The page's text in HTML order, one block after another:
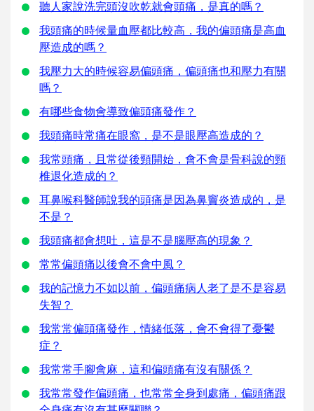
聽人家說洗完頭沒吹乾就會頭痛，是真的嗎？
我頭痛的時候量血壓都比較高，我的偏頭痛是高血
壓造成的嗎？
我壓力大的時候容易偏頭痛，偏頭痛也和壓力有關
嗎？
有哪些食物會導致偏頭痛發作？
我頭痛時常痛在眼窩，是不是眼壓高造成的？
我常頭痛，且常從後頸開始，會不會是骨科說的頸
椎退化造成的？
耳鼻喉科醫師說我的頭痛是因為鼻竇炎造成的，是
不是？
我頭痛都會想吐，這是不是腦壓高的現象？
常常偏頭痛以後會不會中風？
我的記憶力不如以前，偏頭痛病人老了是不是容易
失智？
我常常偏頭痛發作，情緒低落，會不會得了憂鬱
症？
我常常手腳會麻，這和偏頭痛有沒有關係？
我常常發作偏頭痛，也常常全身到處痛，偏頭痛跟